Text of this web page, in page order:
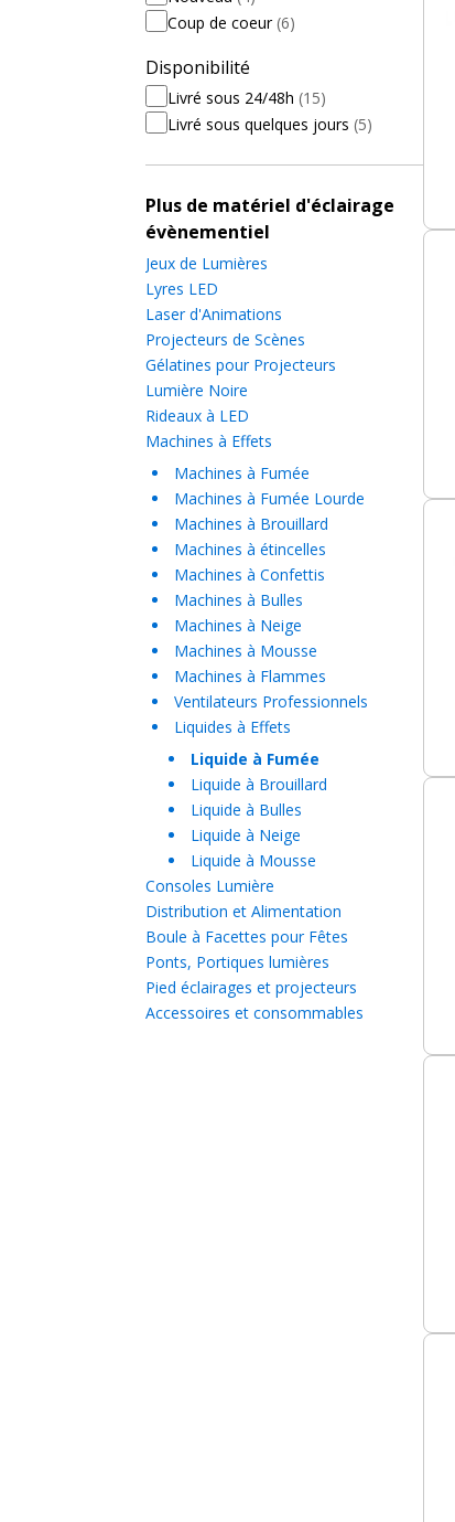
Coup de coeur (6)
Disponibilité
Livré sous 24/48h (15)
Livré sous quelques jours (5)
Plus de matériel d'éclairage
évènementiel
Jeux de Lumières
Lyres LED
Laser d'Animations
Projecteurs de Scènes
Gélatines pour Projecteurs
Lumière Noire
Rideaux à LED
Machines à Effets
Machines à Fumée
Machines à Fumée Lourde
Machines à Brouillard
Machines à étincelles
Machines à Confettis
Machines à Bulles
Machines à Neige
Machines à Mousse
Machines à Flammes
Ventilateurs Professionnels
Liquides à Effets
Liquide à Fumée
Liquide à Brouillard
Liquide à Bulles
Liquide à Neige
Liquide à Mousse
Consoles Lumière
Distribution et Alimentation
Boule à Facettes pour Fêtes
Ponts, Portiques lumières
Pied éclairages et projecteurs
Accessoires et consommables